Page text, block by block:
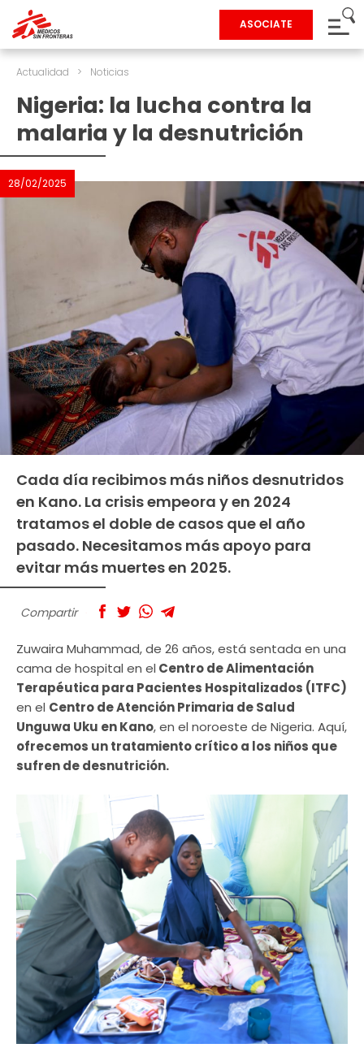
ASOCIATE
Actualidad > Noticias
Nigeria: la lucha contra la
malaria y la desnutrición
28/02/2025
Cada día recibimos más niños desnutridos
en Kano. La crisis empeora y en 2024
tratamos el doble de casos que el año
pasado. Necesitamos más apoyo para
evitar más muertes en 2025.
Compartir
Zuwaira Muhammad, de 26 años, está sentada en una
cama de hospital en el Centro de Alimentación
Terapéutica para Pacientes Hospitalizados (ITFC)
en el Centro de Atención Primaria de Salud
Unguwa Uku en Kano, en el noroeste de Nigeria. Aquí,
ofrecemos un tratamiento crítico a los niños que
sufren de desnutrición.